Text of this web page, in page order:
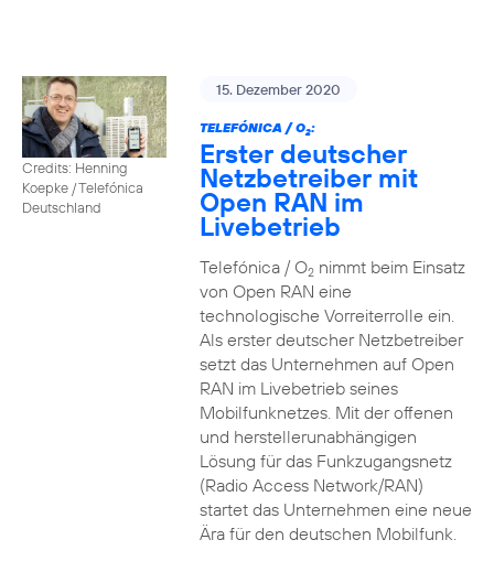
Credits: Henning
Koepke / Telefónica
Deutschland
15. Dezember 2020
TELEFÓNICA / O2:
Erster deutscher
Netzbetreiber mit
Open RAN im
Livebetrieb
Telefónica / O2nimmt beim Einsatz
von Open RAN eine
technologische Vorreiterrolle ein.
Als erster deutscher Netzbetreiber
setzt das Unternehmen auf Open
RAN im Livebetrieb seines
Mobilfunknetzes. Mit der offenen
und herstellerunabhängigen
Lösung für das Funkzugangsnetz
(Radio Access Network/RAN)
startet das Unternehmen eine neue
Ära für den deutschen Mobilfunk.